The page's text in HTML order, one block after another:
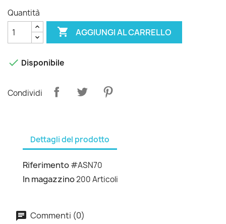
Quantità
 AGGIUNGI AL CARRELLO
 Disponibile
Condividi
Dettagli del prodotto
Riferimento#ASN70
In magazzino200 Articoli
Commenti (0)